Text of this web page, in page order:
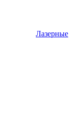
Лазерные